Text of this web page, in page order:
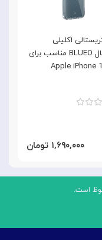
اکلیلی
اورجینال BLUEO مناسب برای
Apple iPhone
۱,۶۹۰,۰۰۰ تومان
است.